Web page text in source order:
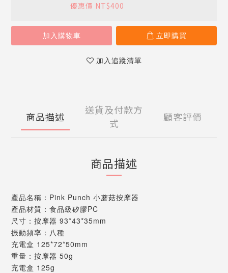
優惠價 NT$400
加入購物車 立即購買
加入追蹤清單
商品描述
送貨及付款方
式
顧客評價
商品描述
產品名稱：Pink Punch 小蘑菇按摩器
產品材質：食品級矽膠PC
尺寸：按摩器 93*43*35mm
振動頻率：八種
充電盒 125*72*50mm
重量：按摩器 50g
充電盒 125g